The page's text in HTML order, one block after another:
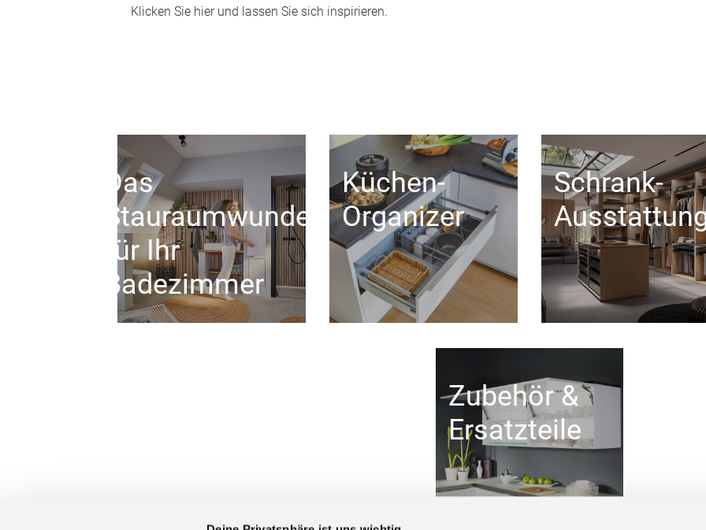
Klicken Sie hier und lassen Sie sich inspirieren.
Das
Stauraumwunder
für Ihr
Badezimmer
Küchen-
Organizer
Schrank-
Zubehör &
Ersatzteile